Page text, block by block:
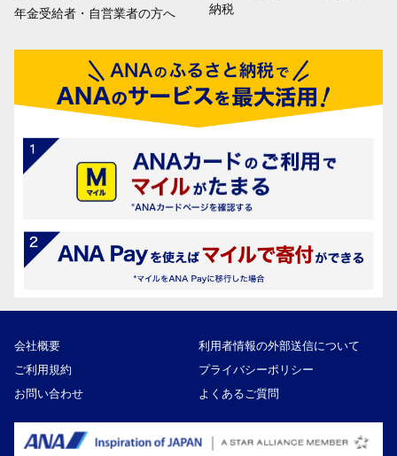
年金受給者・自営業者の方へ
納税
会社概要
利用者情報の外部送信について
ご利用規約
プライバシーポリシー
お問い合わせ
よくあるご質問